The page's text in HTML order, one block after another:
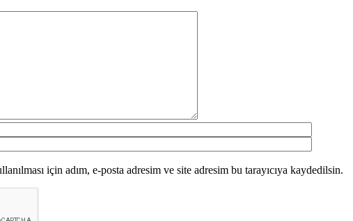
için adım, e-posta adresim ve site adresim bu tarayıcıya kaydedilsin.